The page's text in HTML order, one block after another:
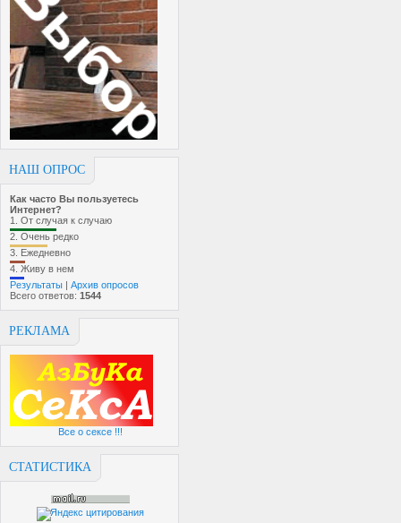
НАШ ОПРОС
Как часто Вы пользуетесь
Интернет?
1. От случая к случаю
2. Очень редко
3. Ежедневно
4. Живу в нем
Результаты | Архив опросов
Всего ответов: 1544
РЕКЛАМА
Все о сексе !!!
СТАТИСТИКА